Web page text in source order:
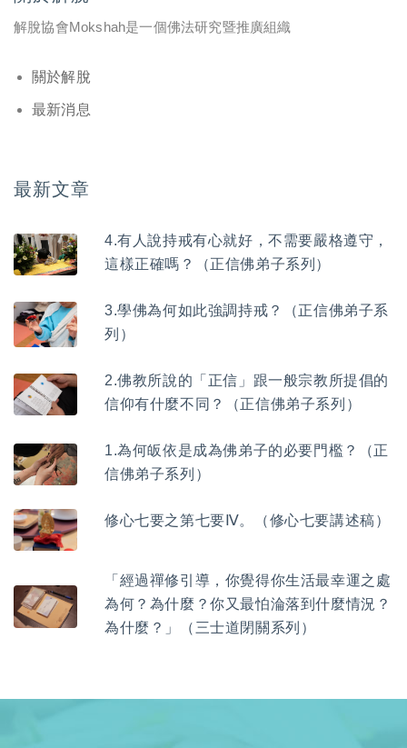
解脫協會Mokshah是一個佛法研究暨推廣組織
關於解脫
最新消息
最新文章
4.有人說持戒有心就好，不需要嚴格遵守，
這樣正確嗎？（正信佛弟子系列）
3.學佛為何如此強調持戒？（正信佛弟子系
列）
2.佛教所說的「正信」跟一般宗教所提倡的
信仰有什麼不同？（正信佛弟子系列）
1.為何皈依是成為佛弟子的必要門檻？（正
信佛弟子系列）
修心七要之第七要Ⅳ。（修心七要講述稿）
「經過禪修引導，你覺得你生活最幸運之處
為何？為什麼？你又最怕淪落到什麼情況？
為什麼？」（三士道閉關系列）